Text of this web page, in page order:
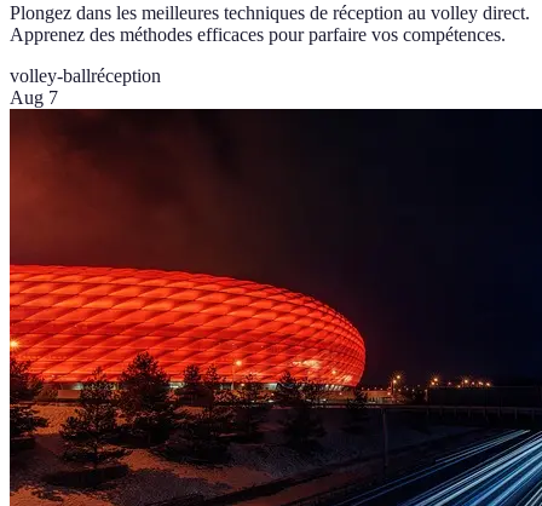
Plongez dans les meilleures techniques de réception au volley direct.
Apprenez des méthodes efficaces pour parfaire vos compétences.
volley-ballréception
Aug 7